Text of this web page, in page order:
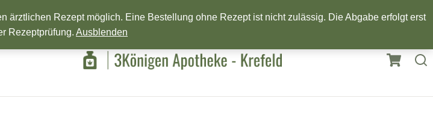
ein Frohes neues Jahr!
Rezept möglich. Eine Bestellung ohne Rezept ist nicht zulässig. Die Abgabe erfolgt erst
Rezeptprüfung. Ausblenden